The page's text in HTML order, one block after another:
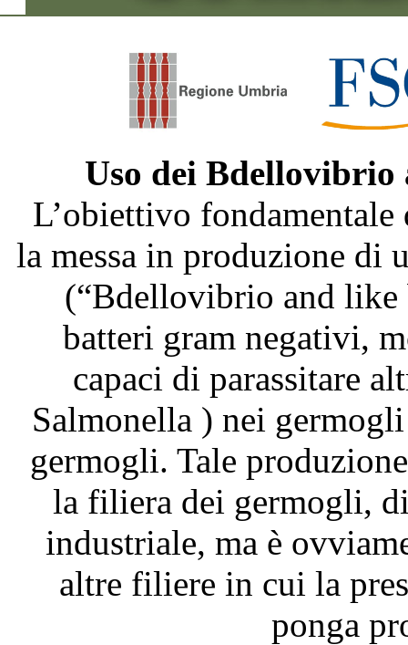
Uso dei
L’obiettivo fondamentale
la messa in produzione di
(“Bdellovibrio and like
batteri gram negativi,
capaci di parassitare
Salmonella ) nei
germogli. Tale
la filiera dei germogli,
industriale, ma è
altre filiere in cui la
ponga